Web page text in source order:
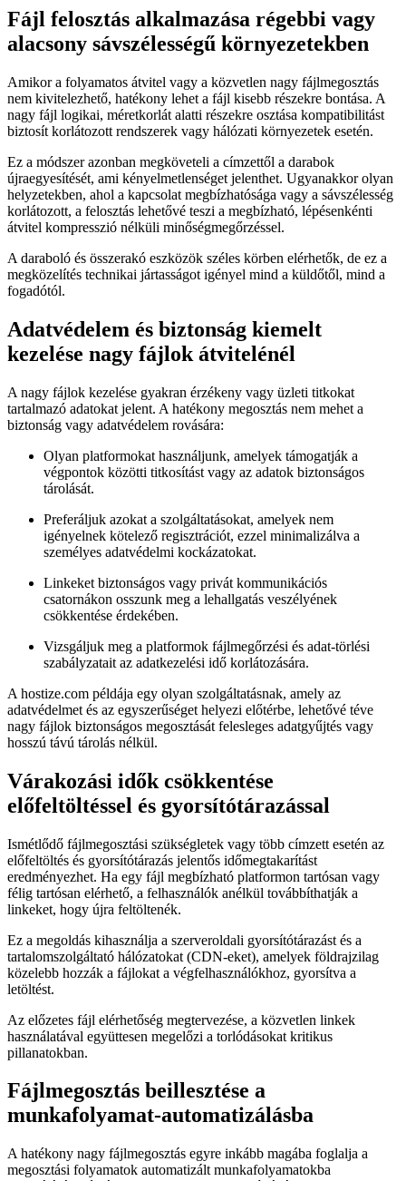
Fájl felosztás alkalmazása régebbi vagy
alacsony sávszélességű környezetekben
Amikor a folyamatos átvitel vagy a közvetlen nagy fájlmegosztás
nem kivitelezhető, hatékony lehet a fájl kisebb részekre bontása. A
nagy fájl logikai, méretkorlát alatti részekre osztása kompatibilitást
biztosít korlátozott rendszerek vagy hálózati környezetek esetén.
Ez a módszer azonban megköveteli a címzettől a darabok
újraegyesítését, ami kényelmetlenséget jelenthet. Ugyanakkor olyan
helyzetekben, ahol a kapcsolat megbízhatósága vagy a sávszélesség
korlátozott, a felosztás lehetővé teszi a megbízható, lépésenkénti
átvitel kompresszió nélküli minőségmegőrzéssel.
A daraboló és összerakó eszközök széles körben elérhetők, de ez a
megközelítés technikai jártasságot igényel mind a küldőtől, mind a
fogadótól.
Adatvédelem és biztonság kiemelt
kezelése nagy fájlok átvitelénél
A nagy fájlok kezelése gyakran érzékeny vagy üzleti titkokat
tartalmazó adatokat jelent. A hatékony megosztás nem mehet a
biztonság vagy adatvédelem rovására:
Olyan platformokat használjunk, amelyek támogatják a
végpontok közötti titkosítást vagy az adatok biztonságos
tárolását.
Preferáljuk azokat a szolgáltatásokat, amelyek nem
igényelnek kötelező regisztrációt, ezzel minimalizálva a
személyes adatvédelmi kockázatokat.
Linkeket biztonságos vagy privát kommunikációs
csatornákon osszunk meg a lehallgatás veszélyének
csökkentése érdekében.
Vizsgáljuk meg a platformok fájlmegőrzési és adat-törlési
szabályzatait az adatkezelési idő korlátozására.
A hostize.com példája egy olyan szolgáltatásnak, amely az
adatvédelmet és az egyszerűséget helyezi előtérbe, lehetővé téve
nagy fájlok biztonságos megosztását felesleges adatgyűjtés vagy
hosszú távú tárolás nélkül.
Várakozási idők csökkentése
előfeltöltéssel és gyorsítótárazással
Ismétlődő fájlmegosztási szükségletek vagy több címzett esetén az
előfeltöltés és gyorsítótárazás jelentős időmegtakarítást
eredményezhet. Ha egy fájl megbízható platformon tartósan vagy
félig tartósan elérhető, a felhasználók anélkül továbbíthatják a
linkeket, hogy újra feltöltenék.
Ez a megoldás kihasználja a szerveroldali gyorsítótárazást és a
tartalomszolgáltató hálózatokat (CDN-eket), amelyek földrajzilag
közelebb hozzák a fájlokat a végfelhasználókhoz, gyorsítva a
letöltést.
Az előzetes fájl elérhetőség megtervezése, a közvetlen linkek
használatával együttesen megelőzi a torlódásokat kritikus
pillanatokban.
Fájlmegosztás beillesztése a
munkafolyamat-automatizálásba
A hatékony nagy fájlmegosztás egyre inkább magába foglalja a
megosztási folyamatok automatizált munkafolyamatokba